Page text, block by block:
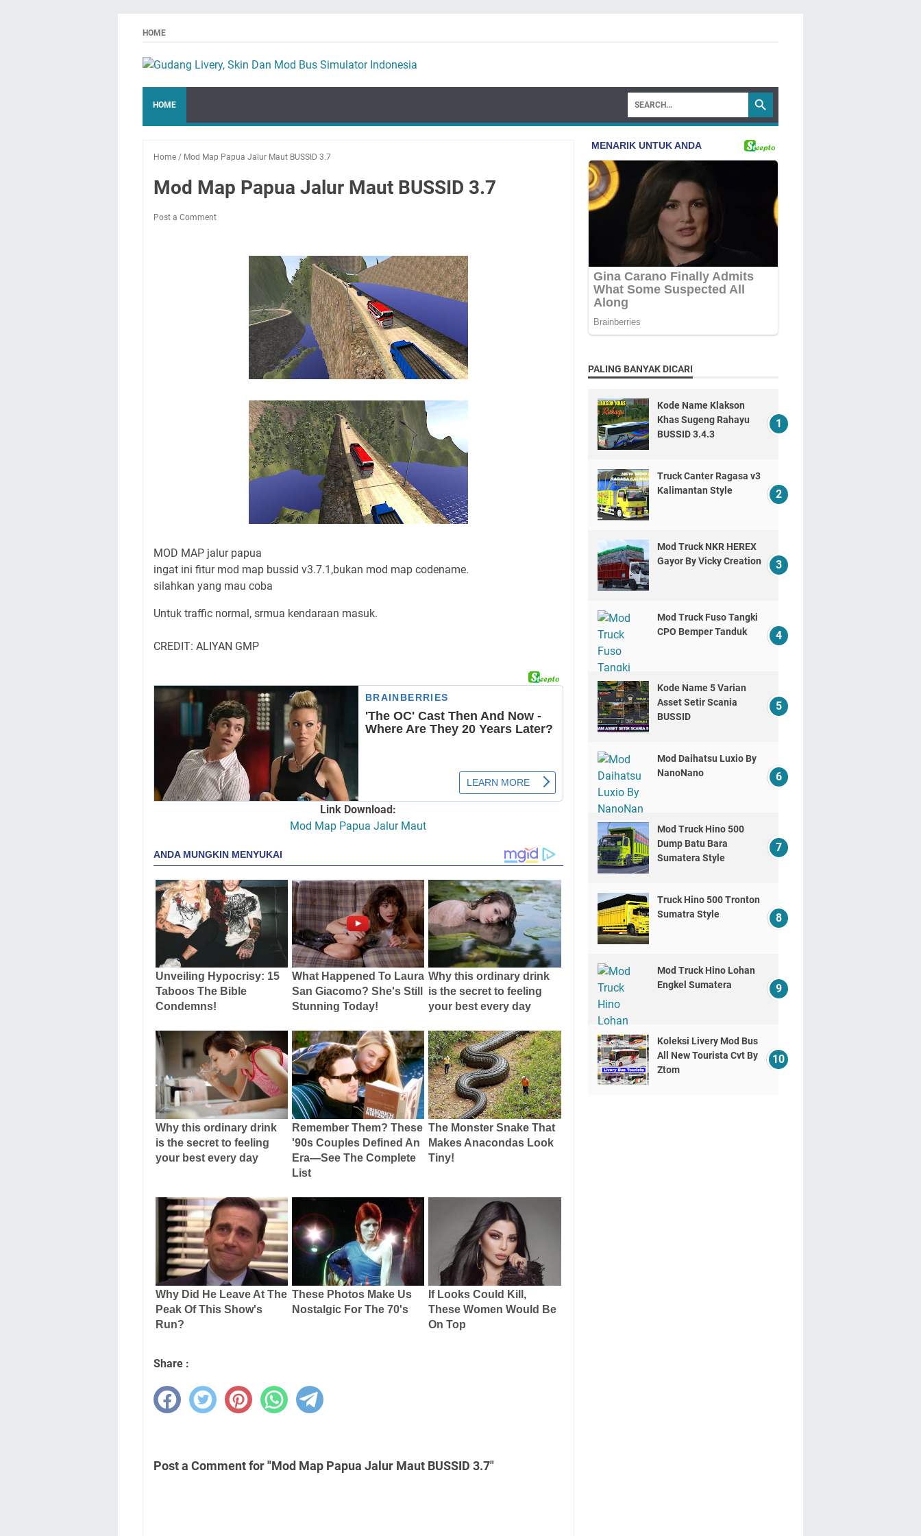
HOME
HOME
Home / Mod Map Papua Jalur Maut BUSSID 3.7
Mod Map Papua Jalur Maut BUSSID 3.7
Post a Comment
MOD MAP jalur papua
ingat ini fitur mod map bussid v3.7.1,bukan mod map codename.
silahkan yang mau coba
Untuk traffic normal, srmua kendaraan masuk.
CREDIT: ALIYAN GMP
Link Download:
Mod Map Papua Jalur Maut
Share :
Post a Comment for "Mod Map Papua Jalur Maut BUSSID 3.7"
PALING BANYAK DICARI
Kode Name Klakson
Khas Sugeng Rahayu
BUSSID 3.4.3
Truck Canter Ragasa v3
Kalimantan Style
Mod Truck NKR HEREX
Gayor By Vicky Creation
Mod Truck Fuso Tangki
CPO Bemper Tanduk
Kode Name 5 Varian
Asset Setir Scania
BUSSID
Mod Daihatsu Luxio By
NanoNano
Mod Truck Hino 500
Dump Batu Bara
Sumatera Style
Truck Hino 500 Tronton
Sumatra Style
Mod Truck Hino Lohan
Engkel Sumatera
Koleksi Livery Mod Bus
All New Tourista Cvt By
Ztom